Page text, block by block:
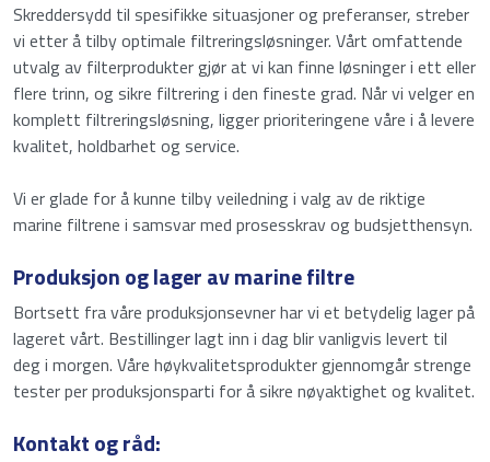
Skreddersydd til spesifikke situasjoner og preferanser, streber
vi etter å tilby optimale filtreringsløsninger. Vårt omfattende
utvalg av filterprodukter gjør at vi kan finne løsninger i ett eller
flere trinn, og sikre filtrering i den fineste grad. Når vi velger en
komplett filtreringsløsning, ligger prioriteringene våre i å levere
kvalitet, holdbarhet og service.
Vi er glade for å kunne tilby veiledning i valg av de riktige
marine filtrene i samsvar med prosesskrav og budsjetthensyn.
Produksjon og lager av marine filtre
Bortsett fra våre produksjonsevner har vi et betydelig lager på
lageret vårt. Bestillinger lagt inn i dag blir vanligvis levert til
deg i morgen. Våre høykvalitetsprodukter gjennomgår strenge
tester per produksjonsparti for å sikre nøyaktighet og kvalitet.
Kontakt og råd: